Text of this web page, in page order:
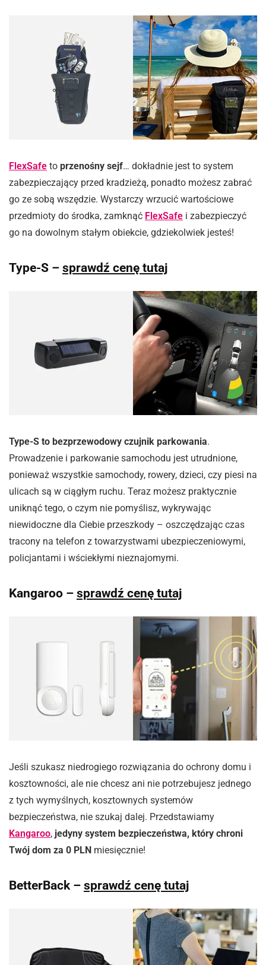
FlexSafe to przenośny sejf… dokładnie jest to system
zabezpieczający przed kradzieżą, ponadto możesz zabrać
go ze sobą wszędzie. Wystarczy wrzucić wartościowe
przedmioty do środka, zamknąć FlexSafe i zabezpieczyć
go na dowolnym stałym obiekcie, gdziekolwiek jesteś!
Type-S – sprawdź cenę tutaj
Type-S to bezprzewodowy czujnik parkowania.
Prowadzenie i parkowanie samochodu jest utrudnione,
ponieważ wszystkie samochody, rowery, dzieci, czy piesi na
ulicach są w ciągłym ruchu. Teraz możesz praktycznie
uniknąć tego, o czym nie pomyślisz, wykrywając
niewidoczne dla Ciebie przeszkody – oszczędzając czas
tracony na telefon z towarzystwami ubezpieczeniowymi,
policjantami i wściekłymi nieznajomymi.
Kangaroo – sprawdź cenę tutaj
Jeśli szukasz niedrogiego rozwiązania do ochrony domu i
kosztowności, ale nie chcesz ani nie potrzebujesz jednego
z tych wymyślnych, kosztownych systemów
bezpieczeństwa, nie szukaj dalej. Przedstawiamy
Kangaroo, jedyny system bezpieczeństwa, który chroni
Twój dom za 0 PLN miesięcznie!
BetterBack – sprawdź cenę tutaj